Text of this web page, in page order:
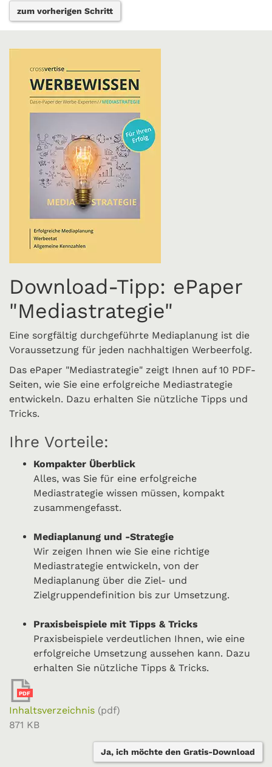
zum vorherigen Schritt
Download-Tipp: ePaper
"Mediastrategie"
Eine sorgfältig durchgeführte Mediaplanung ist die
Voraussetzung für jeden nachhaltigen Werbeerfolg.
Das ePaper "Mediastrategie" zeigt Ihnen auf 10 PDF-
Seiten, wie Sie eine erfolgreiche Mediastrategie
entwickeln. Dazu erhalten Sie nützliche Tipps und
Tricks.
Ihre Vorteile:
Kompakter Überblick
Alles, was Sie für eine erfolgreiche
Mediastrategie wissen müssen, kompakt
zusammengefasst.
Mediaplanung und -Strategie
Wir zeigen Ihnen wie Sie eine richtige
Mediastrategie entwickeln, von der
Mediaplanung über die Ziel- und
Zielgruppendefinition bis zur Umsetzung.
Praxisbeispiele mit Tipps & Tricks
Praxisbeispiele verdeutlichen Ihnen, wie eine
erfolgreiche Umsetzung aussehen kann. Dazu
erhalten Sie nützliche Tipps & Tricks.
PDF
Inhaltsverzeichnis (pdf)
871 KB
Ja, ich möchte den Gratis-Download